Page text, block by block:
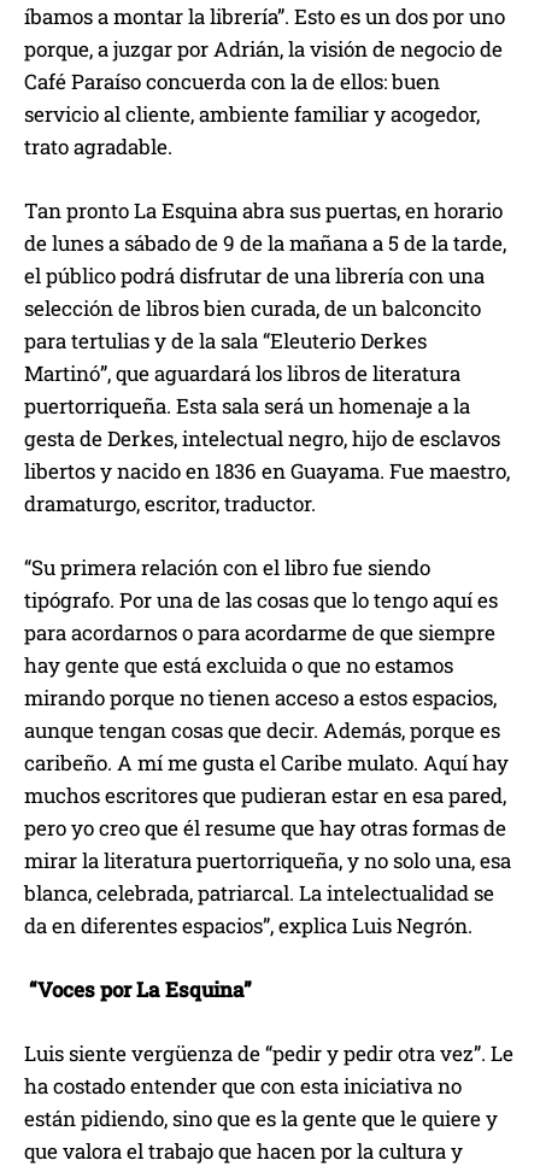
íbamos a montar la librería”. Esto es un dos por uno
porque, a juzgar por Adrián, la visión de negocio de
Café Paraíso concuerda con la de ellos: buen
servicio al cliente, ambiente familiar y acogedor,
trato agradable.
Tan pronto La Esquina abra sus puertas, en horario
de lunes a sábado de 9 de la mañana a 5 de la tarde,
el público podrá disfrutar de una librería con una
selección de libros bien curada, de un balconcito
para tertulias y de la sala “Eleuterio Derkes
Martinó”, que aguardará los libros de literatura
puertorriqueña. Esta sala será un homenaje a la
gesta de Derkes, intelectual negro, hijo de esclavos
libertos y nacido en 1836 en Guayama. Fue maestro,
dramaturgo, escritor, traductor.
“Su primera relación con el libro fue siendo
tipógrafo. Por una de las cosas que lo tengo aquí es
para acordarnos o para acordarme de que siempre
hay gente que está excluida o que no estamos
mirando porque no tienen acceso a estos espacios,
aunque tengan cosas que decir. Además, porque es
caribeño. A mí me gusta el Caribe mulato. Aquí hay
muchos escritores que pudieran estar en esa pared,
pero yo creo que él resume que hay otras formas de
mirar la literatura puertorriqueña, y no solo una, esa
blanca, celebrada, patriarcal. La intelectualidad se
da en diferentes espacios”, explica Luis Negrón.
“Voces por La Esquina”
Luis siente vergüenza de “pedir y pedir otra vez”. Le
ha costado entender que con esta iniciativa no
están pidiendo, sino que es la gente que le quiere y
que valora el trabajo que hacen por la cultura y